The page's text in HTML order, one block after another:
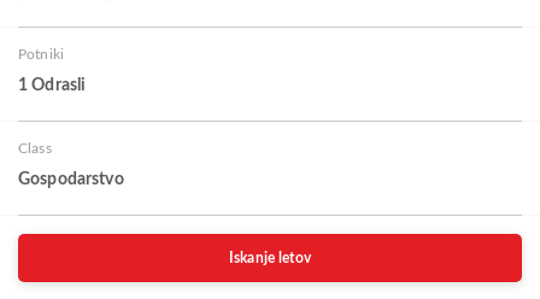
Potniki
1 Odrasli
Class
Gospodarstvo
Iskanje letov